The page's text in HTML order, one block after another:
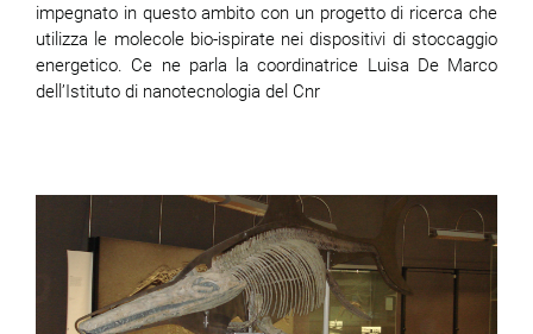
impegnato in questo ambito con un progetto di ricerca che
utilizza le molecole bio-ispirate nei dispositivi di stoccaggio
energetico. Ce ne parla la coordinatrice Luisa De Marco
dell’Istituto di nanotecnologia del Cnr